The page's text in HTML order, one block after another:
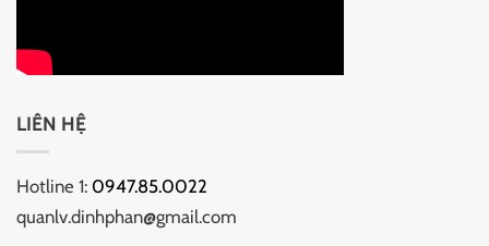
LIÊN HỆ
Hotline 1: 0947.85.0022
quanlv.dinhphan@gmail.com